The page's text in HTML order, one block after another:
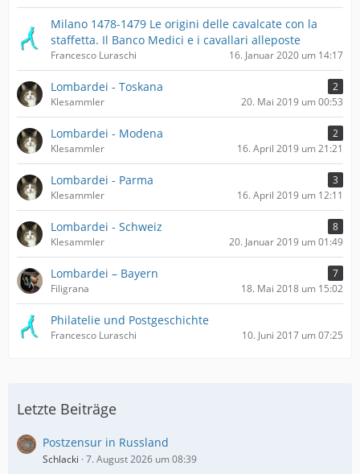
Milano 1478-1479 Le origini delle cavalcate con la
staffetta. Il Banco Medici e i cavallari alleposte
Francesco Luraschi 16. Januar 2020 um 14:17
Lombardei - Toskana
2
Klesammler
20. Mai 2019 um 00:53
Lombardei - Modena
2
Klesammler
16. April 2019 um 21:21
Lombardei - Parma
3
Klesammler
16. April 2019 um 12:11
Lombardei - Schweiz
8
Klesammler
20. Januar 2019 um 01:49
Lombardei – Bayern
7
Filigrana
18. Mai 2018 um 15:02
Philatelie und Postgeschichte
Francesco Luraschi 10. Juni 2017 um 07:25
Letzte Beiträge
Postzensur in Russland
Schlacki 7. August 2026 um 08:39